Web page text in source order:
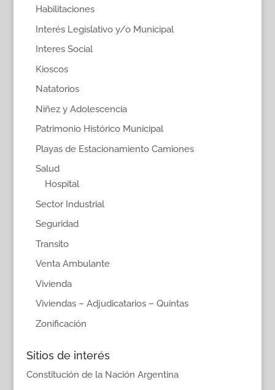
Habilitaciones
Interés Legislativo y/o Municipal
Interes Social
Kioscos
Natatorios
Niñez y Adolescencia
Patrimonio Histórico Municipal
Playas de Estacionamiento Camiones
Salud
Hospital
Sector Industrial
Seguridad
Transito
Venta Ambulante
Vivienda
Viviendas – Adjudicatarios – Quintas
Zonificación
Sitios de interés
Constitución de la Nación Argentina